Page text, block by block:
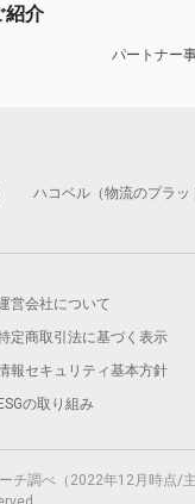
紹介
パートナー
ハコベル（物流のプラッ
営会社について
定商取引法に基づく表示
報セキュリティ基本方針
の取り組み
チ調べ（2022年12月時点/